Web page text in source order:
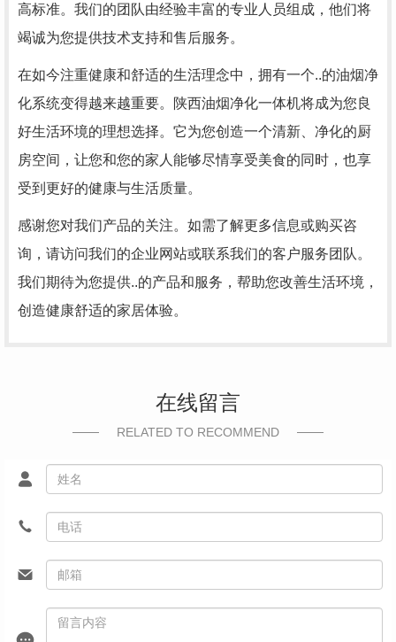
高标准。我们的团队由经验丰富的专业人员组成，他们将
竭诚为您提供技术支持和售后服务。
在如今注重健康和舒适的生活理念中，拥有一个..的油烟净
化系统变得越来越重要。陕西油烟净化一体机将成为您良
好生活环境的理想选择。它为您创造一个清新、净化的厨
房空间，让您和您的家人能够尽情享受美食的同时，也享
受到更好的健康与生活质量。
感谢您对我们产品的关注。如需了解更多信息或购买咨
询，请访问我们的企业网站或联系我们的客户服务团队。
我们期待为您提供..的产品和服务，帮助您改善生活环境，
创造健康舒适的家居体验。
在线留言
RELATED TO RECOMMEND